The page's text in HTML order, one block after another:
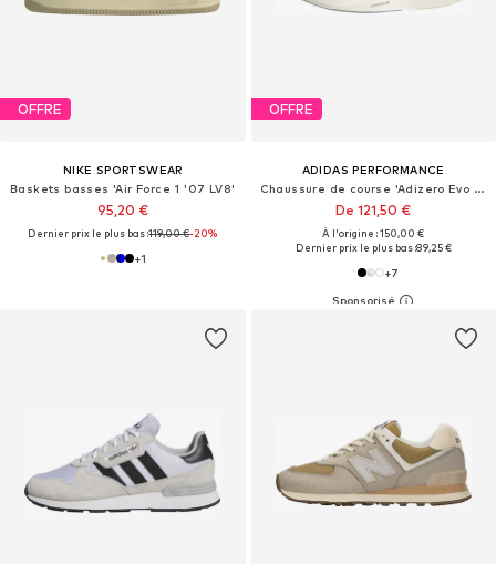
OFFRE
NIKE SPORTSWEAR
Baskets basses 'Air Force 1 '07 LV8'
95,20 €
Dernier prix le plus bas :119,00 €-20%
+1
OFFRE
ADIDAS PERFORMANCE
Chaussure de course 'Adizero Evo SL'
De 121,50 €
À l'origine : 150,00 €
Dernier prix le plus bas :89,25 €
+7